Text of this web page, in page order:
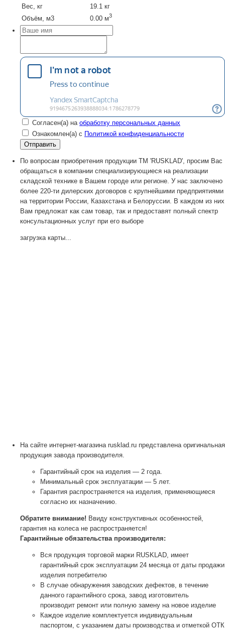
Вес, кг
19.1 кг
Объём, м3
0.00 м3
Согласен(а) на обработку персональных данных
Ознакомлен(а) с Политикой конфиденциальности
По вопросам приобретения продукции TM 'RUSKLAD', просим Вас
обращаться в компании специализирующиеся на реализации
складской технике в Вашем городе или регионе. У нас заключено
более 220-ти дилерских договоров с крупнейшими предприятиями
на территории России, Казахстана и Белоруссии. В каждом из них
Вам предложат как сам товар, так и предоставят полный спектр
консультационных услуг при его выборе
загрузка карты...
На сайте интернет-магазина rusklad.ru представлена оригинальная
продукция завода производителя.
Гарантийный срок на изделия — 2 года.
Минимальный срок эксплуатации — 5 лет.
Гарантия распространяется на изделия, применяющиеся
согласно их назначению.
Обратите внимание! Ввиду конструктивных особенностей,
гарантия на колеса не распространяется!
Гарантийные обязательства производителя:
Вся продукция торговой марки RUSKLAD, имеет
гарантийный срок эксплуатации 24 месяца от даты продажи
изделия потребителю
В случае обнаружения заводских дефектов, в течение
данного гарантийного срока, завод изготовитель
производит ремонт или полную замену на новое изделие
Каждое изделие комплектуется индивидуальным
паспортом, с указанием даты производства и отметкой ОТК